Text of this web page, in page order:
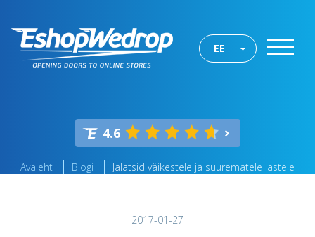
EE
4.6
Avaleht Blogi Jalatsid väikestele ja suurematele lastele
2017-01-27